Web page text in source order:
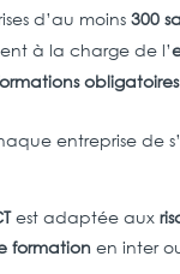
d’au moins300
à la charge de l’
obligatoires
entreprise de
est adaptée aux
formation en inter